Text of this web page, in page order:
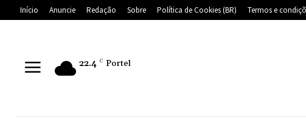
Início Anuncie Redação Sobre Política de Cookies (BR) Termos e
22.4 C Portel